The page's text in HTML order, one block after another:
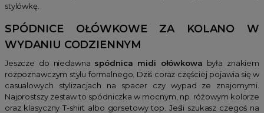
stylówkę.
SPÓDNICE OŁÓWKOWE ZA KOLANO W
WYDANIU CODZIENNYM
Jeszcze do niedawna spódnica midi ołówkowa była znakiem
rozpoznawczym stylu formalnego. Dziś coraz częściej pojawia się w
casualowych stylizacjach na spacer czy wypad ze znajomymi.
Najprostszy zestaw to spódniczka w mocnym, np. różowym kolorze
oraz klasyczny T-shirt albo gorsetowy top. Jeśli szukasz czegoś na